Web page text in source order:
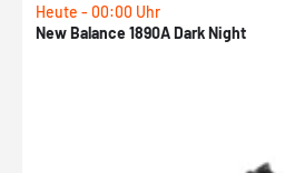
Heute - 00:00 Uhr
New Balance 1890A Dark Night